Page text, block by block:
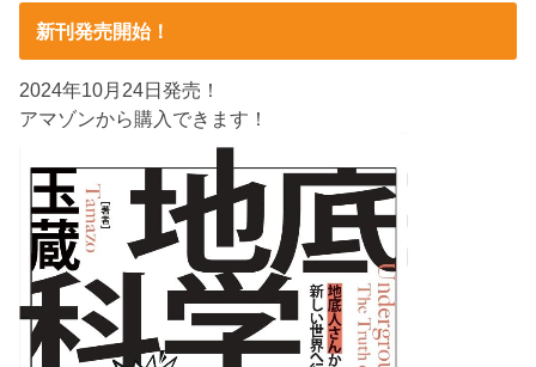
新刊発売開始！
2024年10月24日発売！
アマゾンから購入できます！